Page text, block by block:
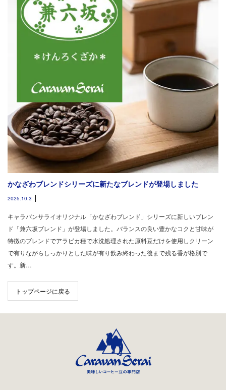
かなざわブレンドシリーズに新たなブレンドが登場しました
2025.10.3
キャラバンサライオリジナル「かなざわブレンド」シリーズに新しいブレン
ド「兼六坂ブレンド」が登場しました。バランスの良い豊かなコクと甘味が
特徴のブレンドでアラビカ種で水洗処理された原料豆だけを使用しクリーン
で有りながらしっかりとした味が有り飲み終わった後まで残る香が格別で
す。新…
トップページに戻る